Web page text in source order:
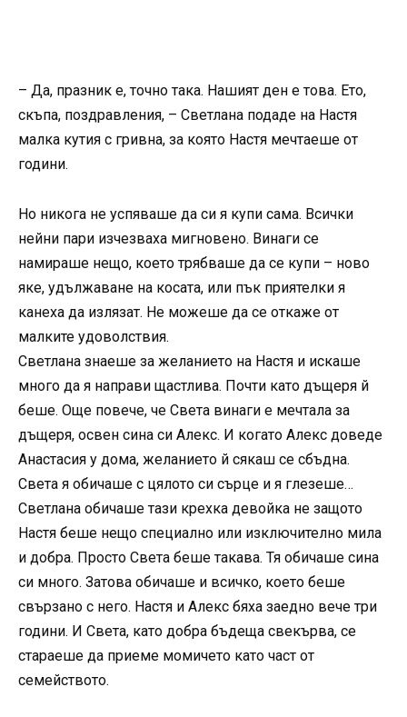
– Да, празник е, точно така. Нашият ден е това. Ето,
скъпа, поздравления, – Светлана подаде на Настя
малка кутия с гривна, за която Настя мечтаеше от
години.
Но никога не успяваше да си я купи сама. Всички
нейни пари изчезваха мигновено. Винаги се
намираше нещо, което трябваше да се купи – ново
яке, удължаване на косата, или пък приятелки я
канеха да излязат. Не можеше да се откаже от
малките удоволствия.
Светлана знаеше за желанието на Настя и искаше
много да я направи щастлива. Почти като дъщеря й
беше. Още повече, че Света винаги е мечтала за
дъщеря, освен сина си Алекс. И когато Алекс доведе
Анастасия у дома, желанието й сякаш се сбъдна.
Света я обичаше с цялото си сърце и я глезеше…
Светлана обичаше тази крехка девойка не защото
Настя беше нещо специално или изключително мила
и добра. Просто Света беше такава. Тя обичаше сина
си много. Затова обичаше и всичко, което беше
свързано с него. Настя и Алекс бяха заедно вече три
години. И Света, като добра бъдеща свекърва, се
стараеше да приеме момичето като част от
семейството.